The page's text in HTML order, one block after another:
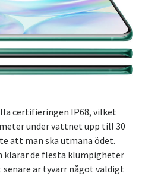
certifieringen IP68, vilket
under vattnet upp till 30
att man ska utmana ödet.
klarar de flesta klumpigheter
senare är tyvärr något väldigt